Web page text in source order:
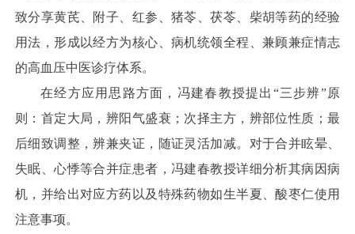
致分享黄芪、附子、红参、猪苓、茯苓、柴胡等药的经验
用法，形成以经方为核心、病机统领全程、兼顾兼症情志
的高血压中医诊疗体系。
在经方应用思路方面，冯建春教授提出“三步辨”原
则：首定大局，辨阳气盛衰；次择主方，辨部位性质；最
后细致调整，辨兼夹证，随证灵活加减。对于合并眩晕、
失眠、心悸等合并症患者，冯建春教授详细分析其病因病
机，并给出对应方药以及特殊药物如生半夏、酸枣仁使用
注意事项。